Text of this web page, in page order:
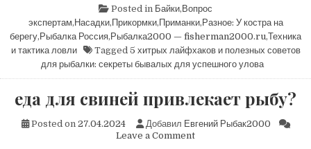
И
ПОЛЕЗНЫХ
СОВЕТОВ
ДЛЯ
РЫБАЛКИ:
СЕКРЕТЫ
БЫВАЛЫХ
ДЛЯ
УСПЕШНОГО
Posted in Байки, Вопрос
экспертам, Насадки, Прикормки, Приманки, Разное: У костра на
берегу, Рыбалка Россия, Рыбалка2000 — fisherman2000.ru,Техника
и тактика ловли
Tagged 5 хитрых лайфхаков и полезных советов
для рыбалки: секреты бывалых для успешного улова
еда для свиней привлекает рыбу?
Posted on 27.04.2024 Добавил Евгений Рыбак2000
Leave a Commenton